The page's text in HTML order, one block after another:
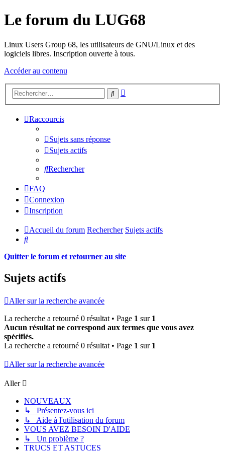
Le forum du LUG68
Linux Users Group 68, les utilisateurs de GNU/Linux et des
logiciels libres. Inscription ouverte à tous.
Accéder au contenu
Rechercher
Raccourcis
Sujets sans réponse
Sujets actifs
Rechercher
FAQ
Connexion
Inscription
Accueil du forum Rechercher Sujets actifs
Rechercher
Quitter le forum et retourner au site
Sujets actifs
Aller sur la recherche avancée
La recherche a retourné 0 résultat • Page 1 sur 1
Aucun résultat ne correspond aux termes que vous avez
spécifiés.
La recherche a retourné 0 résultat • Page 1 sur 1
Aller sur la recherche avancée
Aller
NOUVEAUX
↳ Présentez-vous ici
↳ Aide à l'utilisation du forum
VOUS AVEZ BESOIN D'AIDE
↳ Un problème ?
TRUCS ET ASTUCES